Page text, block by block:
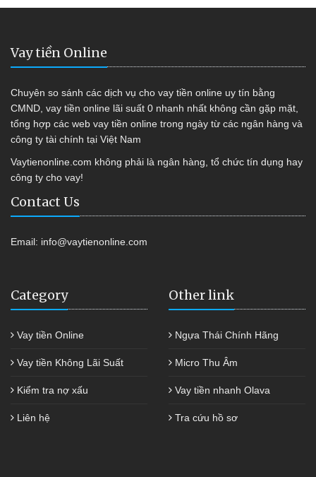
Vay tiền Online
Chuyên so sánh các dịch vụ cho vay tiền online uy tín bằng
CMND, vay tiền online lãi suất 0 nhanh nhất không cần gặp mặt,
tổng hợp các web vay tiền online trong ngày từ các ngân hàng và
công ty tài chính tại Việt Nam
Vaytienonline.com không phải là ngân hàng, tổ chức tín dụng hay
công ty cho vay!
Contact Us
Email: info@vaytienonline.com
Category
Vay tiền Online
Vay tiền Không Lãi Suất
Kiểm tra nợ xấu
Liên hệ
Other link
Ngựa Thái Chính Hãng
Micro Thu Âm
Vay tiền nhanh Olava
Tra cứu hồ sơ